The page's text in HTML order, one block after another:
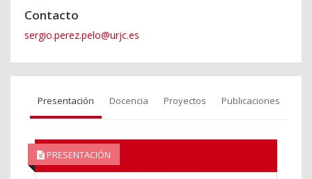
Contacto
sergio.perez.pelo@urjc.es
Presentación Docencia Proyectos Publicaciones
PRESENTACIÓN